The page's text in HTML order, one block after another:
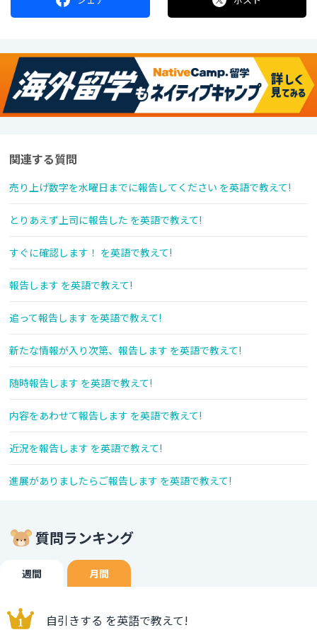
関連する質問
売り上げ数字を水曜日までに報告してください を英語で教えて!
とりあえず上司に報告した を英語で教えて!
すぐに確認します！ を英語で教えて!
報告します を英語で教えて!
追って報告します を英語で教えて!
新たな情報が入り次第、報告します を英語で教えて!
随時報告します を英語で教えて!
内容をあわせて報告します を英語で教えて!
近況を報告します を英語で教えて!
進展がありましたらご報告します を英語で教えて!
質問ランキング
週間 月間
自引きする を英語で教えて!